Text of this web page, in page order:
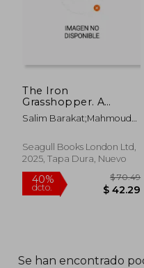
45%
dcto.
The Iron
Grasshopper. A
Childhood
Autobiography; The
Biography of a Child
Who Saw Nothing
So He Shouted: These
Are My Traps, O
Salim Barakat;Mahmoud
Seagull Books London Ltd,
2025, Tapa Dura, Nuevo
Se han encontrado